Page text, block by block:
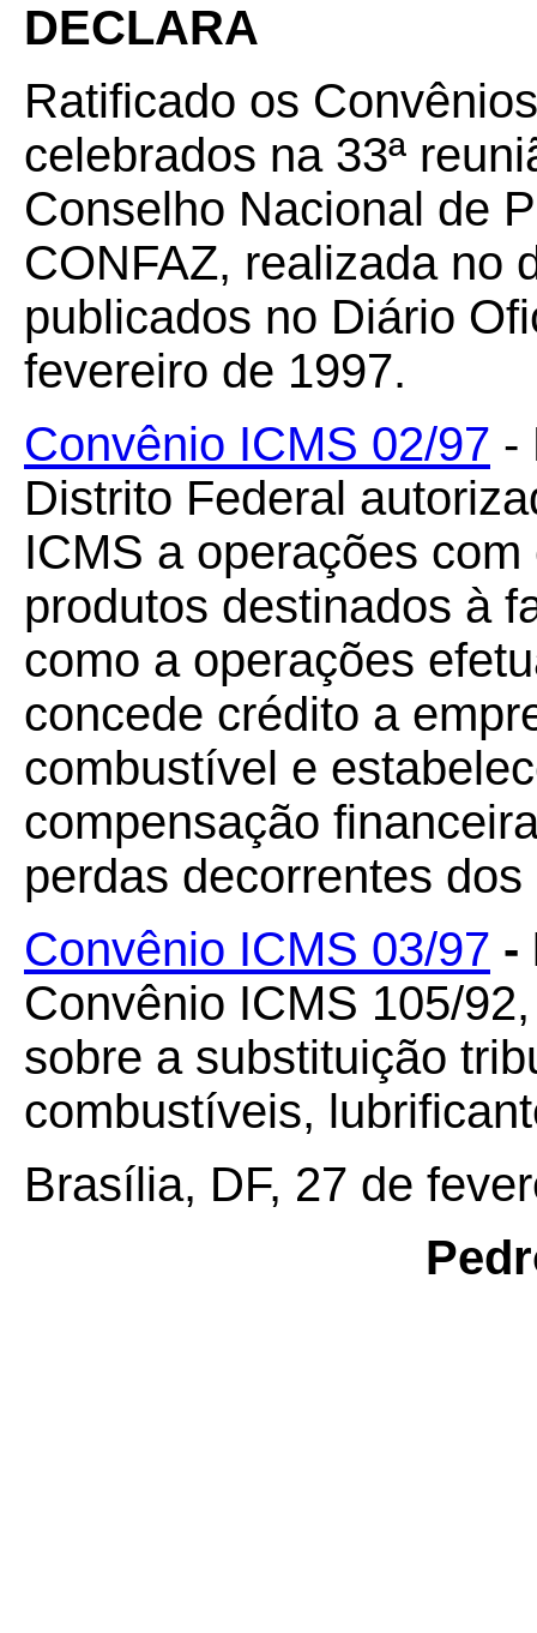
DECLARA
Ratificado os
celebrados na 33ª
Conselho Nacional de
CONFAZ, realizada no
publicados no Diário
fevereiro de 1997.
Convênio ICMS 02/97 -
Distrito Federal
ICMS a operações
produtos destinados à
como a operações
concede crédito a
combustível e
compensação
perdas decorrentes
Convênio ICMS 03/97 -
Convênio ICMS 105/
sobre a substituição
combustíveis,
Brasília, DF, 27 de